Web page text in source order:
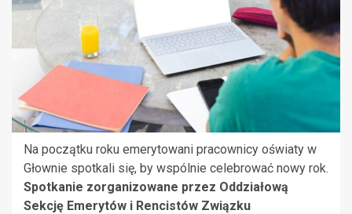
Na początku roku emerytowani pracownicy oświaty w
Głownie spotkali się, by wspólnie celebrować nowy rok.
Spotkanie zorganizowane przez Oddziałową
Sekcję Emerytów i Rencistów Związku